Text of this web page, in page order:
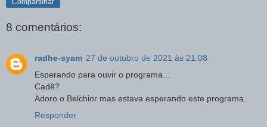
Compartilhar
8 comentários:
radhe-syam 27 de outubro de 2021 às 21:08
Esperando para ouvir o programa...
Cadê?
Adoro o Belchior mas estava esperando este programa.
Responder